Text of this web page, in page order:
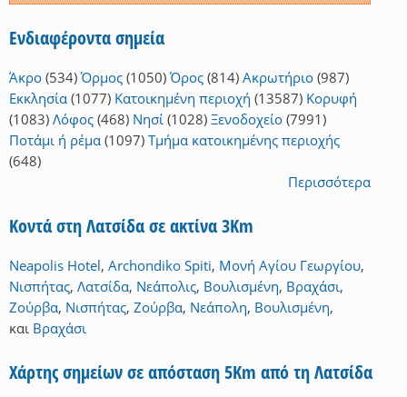
Ενδιαφέροντα σημεία
Άκρο (534) Όρμος (1050) Όρος (814) Ακρωτήριο (987)
Εκκλησία (1077) Κατοικημένη περιοχή (13587) Κορυφή
(1083) Λόφος (468) Νησί (1028) Ξενοδοχείο (7991)
Ποτάμι ή ρέμα (1097) Τμήμα κατοικημένης περιοχής
(648)
Περισσότερα
Κοντά στη Λατσίδα σε ακτίνα 3Km
Neapolis Hotel, Archondiko Spiti, Μονή Αγίου Γεωργίου,
Νισπήτας, Λατσίδα, Νεάπολις, Βουλισμένη, Βραχάσι,
Ζούρβα, Νισπήτας, Ζούρβα, Νεάπολη, Βουλισμένη,
και Βραχάσι
Χάρτης σημείων σε απόσταση 5Km από τη Λατσίδα